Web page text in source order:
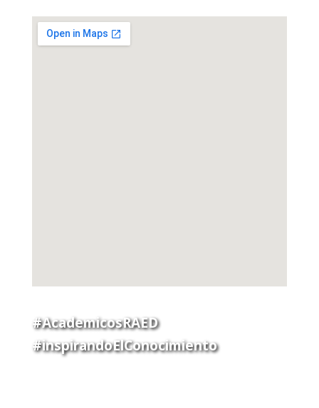
#AcademicosRAED
#inspirandoElConocimiento